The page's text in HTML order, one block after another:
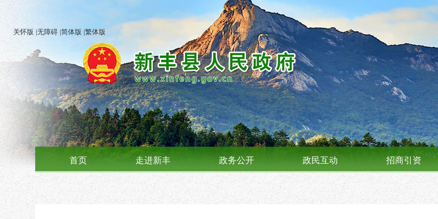
关怀版 无障碍 简体版 繁体版
首页 走进新丰 政务公开 政民互动 招商引资